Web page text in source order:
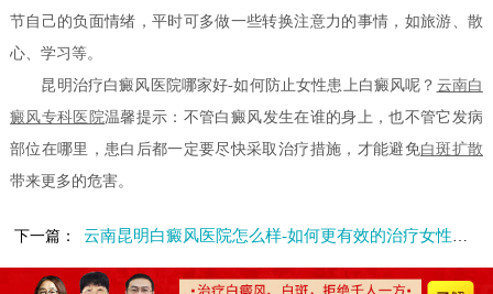
节自己的负面情绪，平时可多做一些转换注意力的事情，如旅游、散
心、学习等。
昆明治疗白癜风医院哪家好-如何防止女性患上白癜风呢？ 云南白
癜风专科医院温馨提示：不管白癜风发生在谁的身上，也不管它发病
部位在哪里，患白后都一定要尽快采取治疗措施，才能避免白斑扩散
带来更多的危害。
下一篇： 云南昆明白癜风医院怎么样-如何更有效的治疗女性面部白癜风呢